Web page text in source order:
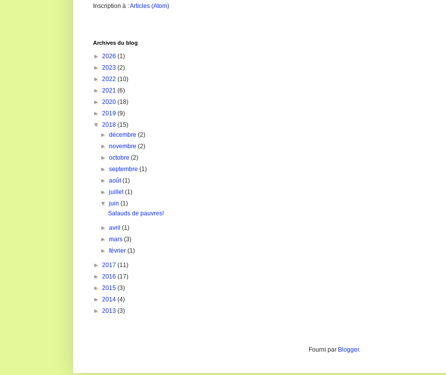
Inscription à :Articles (Atom)
Archives du blog
► 2026 (1)
► 2023 (2)
► 2022 (10)
► 2021 (6)
► 2020 (18)
► 2019 (9)
▼ 2018 (15)
►décembre(2)
►novembre(2)
►octobre(2)
►septembre(1)
►août(1)
►juillet(1)
▼juin(1)
Salauds de pauvres!
►avril(1)
►mars(3)
►février(1)
► 2017 (11)
► 2016 (17)
► 2015 (3)
► 2014 (4)
► 2013 (3)
Fourni par Blogger.